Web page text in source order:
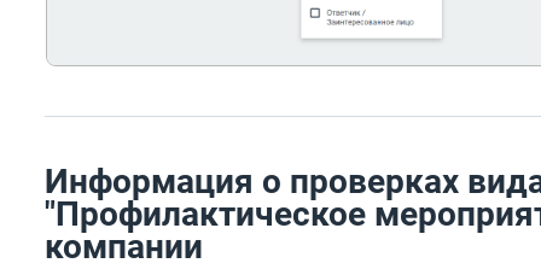
Информация о проверках
"Профилактическое
компании